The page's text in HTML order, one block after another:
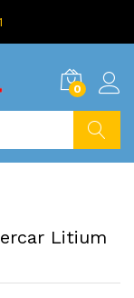
0
Litium